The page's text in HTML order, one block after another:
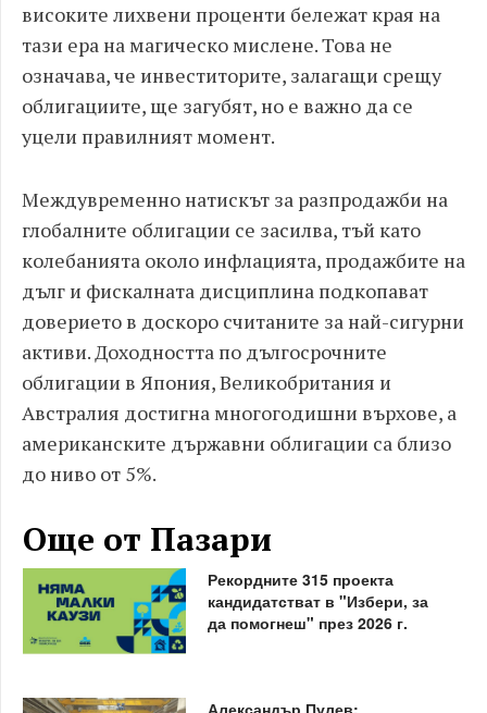
високите лихвени проценти бележат края на
тази ера на магическо мислене. Това не
означава, че инвеститорите, залагащи срещу
облигациите, ще загубят, но е важно да се
уцели правилният момент.
Междувременно натискът за разпродажби на
глобалните облигации се засилва, тъй като
колебанията около инфлацията, продажбите на
дълг и фискалната дисциплина подкопават
доверието в доскоро считаните за най-сигурни
активи. Доходността по дългосрочните
облигации в Япония, Великобритания и
Австралия достигна многогодишни върхове, а
американските държавни облигации са близо
до ниво от 5%.
Още от Пазари
Рекордните 315 проекта
кандидатстват в "Избери, за
да помогнеш" през 2026 г.
Александър Пулев: